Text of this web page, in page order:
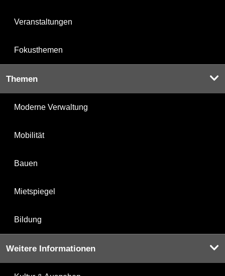
Veranstaltungen
Fokusthemen
Themen
Moderne Verwaltung
Mobilität
Bauen
Mietspiegel
Bildung
Weitere Informationen